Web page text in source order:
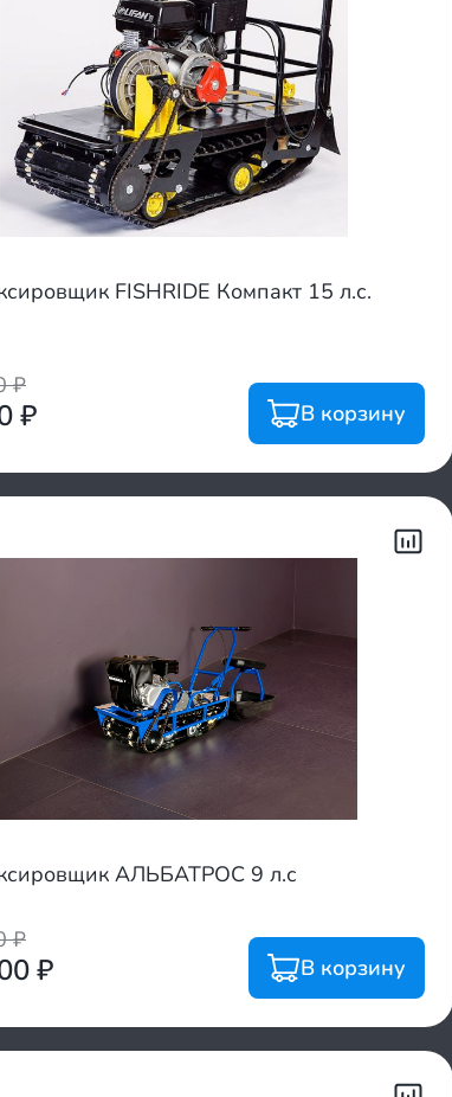
FISHRIDE Компакт 15 л.с.
₽
₽ В корзину
АЛЬБАТРОС 9 л.с
₽
₽ В корзину